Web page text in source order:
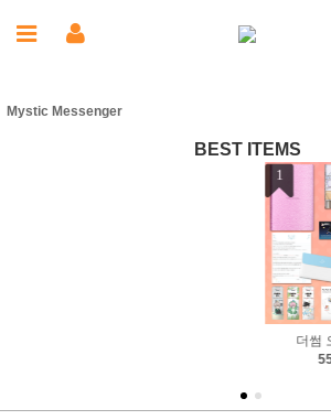
Mystic Messenger
BEST ITEMS
피유피유의 사랑꾸러미